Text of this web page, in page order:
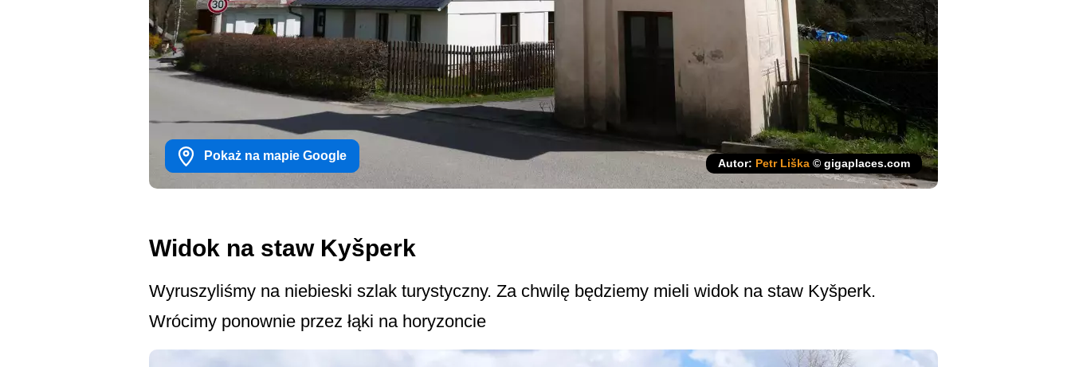
Pokaż na mapie Google
Autor: Petr Liška © gigaplaces.com
Widok na staw Kyšperk
Wyruszyliśmy na niebieski szlak turystyczny. Za chwilę będziemy mieli widok na staw Kyšperk.
Wrócimy ponownie przez łąki na horyzoncie